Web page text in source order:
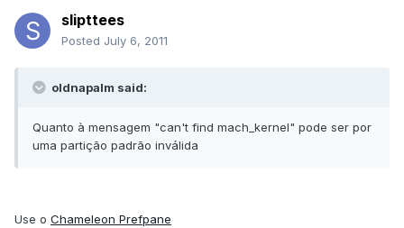
slipttees
Posted July 6, 2011
oldnapalm said:
Quanto à mensagem "can't find mach_kernel" pode ser por
uma partição padrão inválida
Use o Chameleon Prefpane